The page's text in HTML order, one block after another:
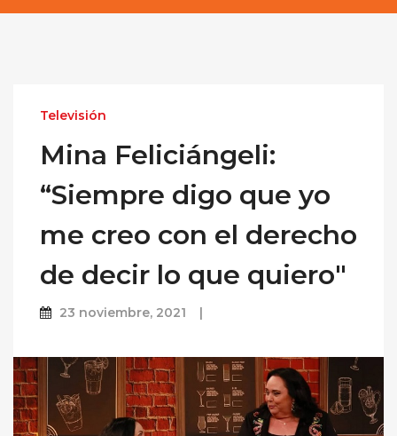
Televisión
Mina Feliciángeli:
“Siempre digo que yo
me creo con el derecho
de decir lo que quiero"
23 noviembre, 2021